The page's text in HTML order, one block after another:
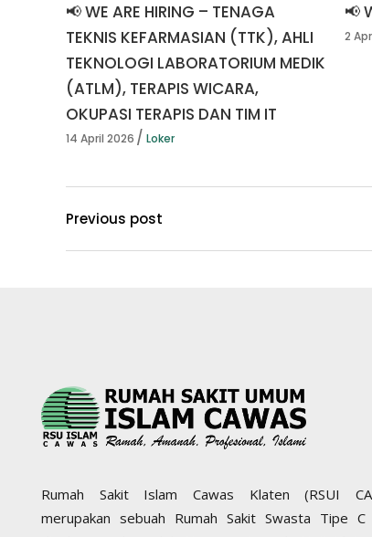
📢 WE ARE HIRING – TENAGA
TEKNIS KEFARMASIAN (TTK), AHLI
TEKNOLOGI LABORATORIUM MEDIK
(ATLM), TERAPIS WICARA,
OKUPASI TERAPIS DAN TIM IT
14 April 2026 Loker
📢
2
Previous post
Rumah Sakit Islam Cawas Klaten (RSUI
merupakan sebuah Rumah Sakit Swasta Tipe C